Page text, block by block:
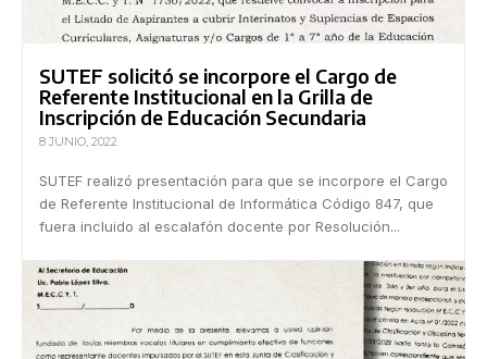
SUTEF solicitó se incorpore el Cargo de
Referente Institucional en la Grilla de
Inscripción de Educación Secundaria
8 JUNIO, 2022
SUTEF realizó presentación para que se incorpore el Cargo
de Referente Institucional de Informática Código 847, que
fuera incluido al escalafón docente por Resolución...